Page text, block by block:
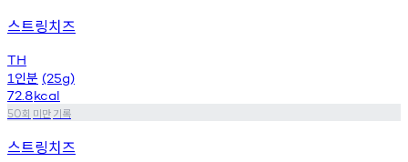
스트링치즈
TH
1 인분 (25g)
72.8kcal
50회 미만기록
스트링치즈